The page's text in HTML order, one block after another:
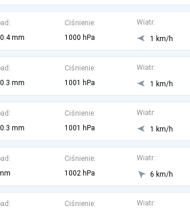
0.4 mm
Ciśnienie:
1000 hPa
Wiatr:
1 km/h
0.3 mm
Ciśnienie:
1001 hPa
Wiatr:
1 km/h
0.3 mm
Ciśnienie:
1001 hPa
Wiatr:
1 km/h
Ciśnienie:
1002 hPa
Wiatr:
6 km/h
Ciśnienie:
Wiatr: